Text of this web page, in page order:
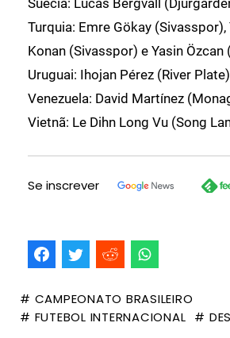
Suécia: Lucas Bergvall
Turquia: Emre Gökay (Sivasspor),
Konan (Sivasspor) e Yasin Özcan
Uruguai: Ihojan Pérez (River Plate)
Venezuela: David Martínez
Vietnã: Le Dihn Long Vu (Song
Se inscrever
# CAMPEONATO BRASILEIRO
# FUTEBOL INTERNACIONAL #